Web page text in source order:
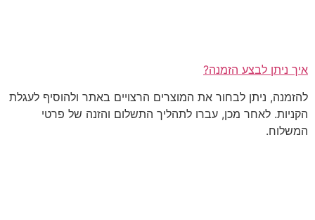
איך ניתן לבצע הזמנה?
להזמנה, ניתן לבחור את המוצרים הרצויים באתר ולהוסיף לעגלת
הקניות. לאחר מכן, עברו לתהליך התשלום והזנה של פרטי
המשלוח.